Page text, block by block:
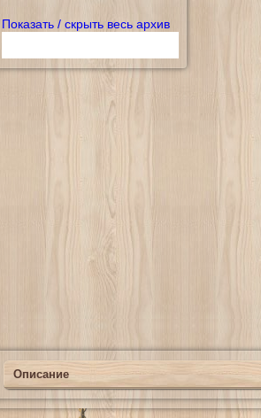
Показать / скрыть весь архив
Описание